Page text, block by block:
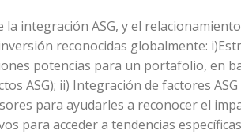
la integración ASG, y el
reconocidas globalmente:
potencias para un portafolio, en
ASG); ii) Integración de factores ASG
para ayudarles a reconocer el
para acceder a tendencias